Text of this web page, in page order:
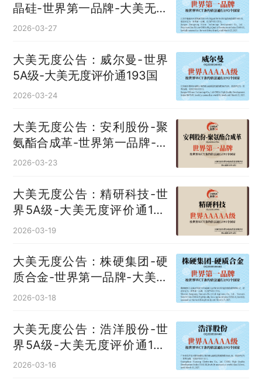
晶硅‌-世界第一品牌-大美无度
评价通193国
2026-03-27
大美无度公告：威尔曼-世界
5A级-大美无度评价通193国
2026-03-24
大美无度公告：安利股份-聚
氨酯合成革‌-世界第一品牌-大
美无度评价通193国
2026-03-23
大美无度公告：精研科技-世
界5A级-大美无度评价通193
国
2026-03-19
大美无度公告：株硬集团-硬
质合金‌-世界第一品牌-大美无
度评价通193国
2026-03-18
大美无度公告：浩洋股份-世
界5A级-大美无度评价通193
国
2026-03-16